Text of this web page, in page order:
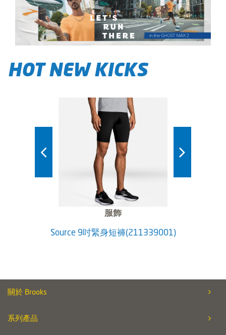
HOT NEW KICKS
服飾
Source 9吋緊身短褲(211339001)
關於 Brooks
系列產品